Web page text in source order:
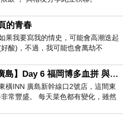
的青春
果我要寫我的情史，可能會高潮迭起
酸)，不過，我可能也會萬劫不
鍵盤還是被判了花心的罪
【2026-6廣島】Day 6 福岡博多血拼 與機場接送少年司機深夜對談
橫INN 廣島新幹線口2號店，這間東
常豐盛。 每天菜色都有變化，雖然
拿出料理包加熱，但